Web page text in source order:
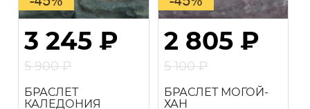
5 900₽
цена
составляла
3 245 ₽
цена:
БРАСЛЕТ
КАЛЕДОНИЯ
5 100₽
цена
составляла
2 805 ₽
цена:
БРАСЛЕТ МОГОЙ-
ХАН